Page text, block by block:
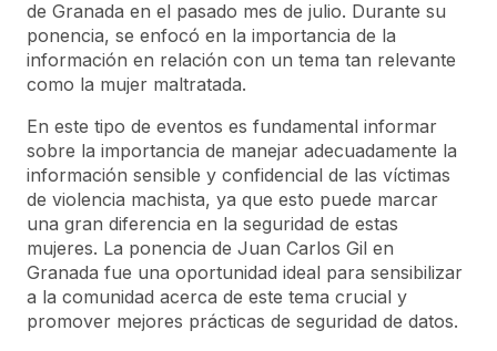
de Granada en el pasado mes de julio. Durante su
ponencia, se enfocó en la importancia de la
información en relación con un tema tan relevante
como la mujer maltratada.
En este tipo de eventos es fundamental informar
sobre la importancia de manejar adecuadamente la
información sensible y confidencial de las víctimas
de violencia machista, ya que esto puede marcar
una gran diferencia en la seguridad de estas
mujeres. La ponencia de Juan Carlos Gil en
Granada fue una oportunidad ideal para sensibilizar
a la comunidad acerca de este tema crucial y
promover mejores prácticas de seguridad de datos.